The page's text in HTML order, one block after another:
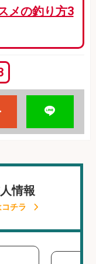
メの釣り方3
情報
チラ